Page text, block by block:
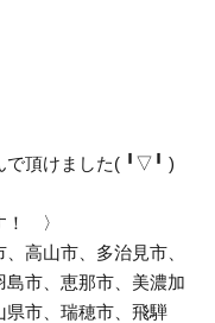
で頂けました( ╹▽╹ )
！ 〉
高山市、多治見市、
市、恵那市、美濃加
県市、瑞穂市、飛騨